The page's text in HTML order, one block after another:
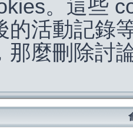
。這些
的活動記錄
那麼刪除討